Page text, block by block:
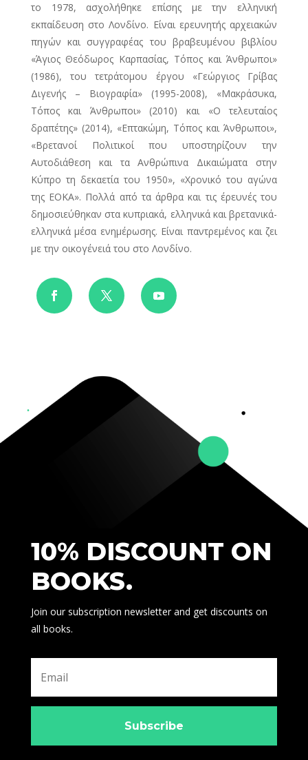
το 1978, ασχολήθηκε επίσης με την ελληνική
εκπαίδευση στο Λονδίνο. Είναι ερευνητής αρχειακών
πηγών και συγγραφέας του βραβευμένου βιβλίου
«Άγιος Θεόδωρος Καρπασίας, Τόπος και Άνθρωποι»
(1986), του τετράτομου έργου «Γεώργιος Γρίβας
Διγενής – Βιογραφία» (1995-2008), «Μακράσυκα,
Τόπος και Άνθρωποι» (2010) και «Ο τελευταίος
δραπέτης» (2014), «Επτακώμη, Τόπος και Άνθρωποι»,
«Βρετανοί Πολιτικοί που υποστηρίζουν την
Αυτοδιάθεση και τα Ανθρώπινα Δικαιώματα στην
Κύπρο τη δεκαετία του 1950», «Χρονικό του αγώνα
της ΕΟΚΑ». Πολλά από τα άρθρα και τις έρευνές του
δημοσιεύθηκαν στα κυπριακά, ελληνικά και βρετανικά-
ελληνικά μέσα ενημέρωσης. Είναι παντρεμένος και ζει
με την οικογένειά του στο Λονδίνο.
10% DISCOUNT ON
BOOKS.
Join our subscription newsletter and get discounts on
all books.
Subscribe